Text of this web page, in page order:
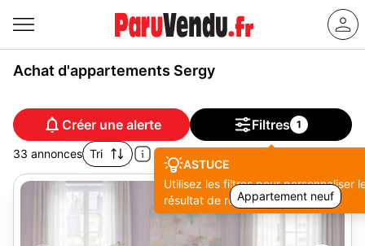
Achat d'appartements Sergy
Créer une alerte Filtres 1
ASTUCE
Utilisez les filtres pour personnaliser
résultat de recherche.
33 annonces Tri
Appartement neuf